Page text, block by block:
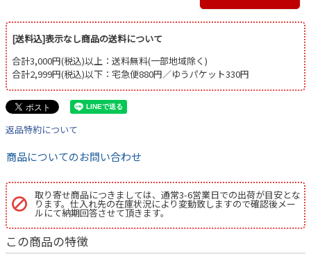
[送料込]表示なし商品の送料について
合計3,000円(税込)以上：送料無料(一部地域除く)
合計2,999円(税込)以下：宅急便880円／ゆうパケット330円
返品特約について
商品についてのお問い合わせ
取り寄せ商品につきましては、通常3-6営業日での出荷が目安とな
ります。仕入れ先の在庫状況により変動致しますので確認後メー
ルにて納期回答させて頂きます。
この商品の特徴